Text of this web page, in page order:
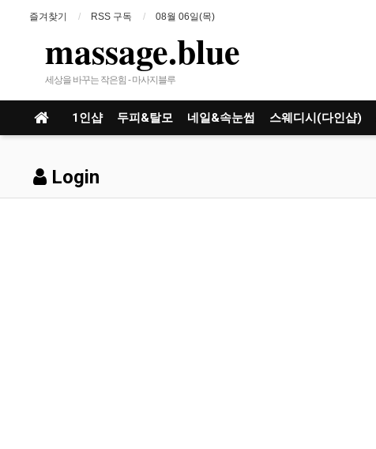
즐겨찾기 RSS 구독 08월 06일(목)
massage.blue
세상을 바꾸는 작은힘 - 마사지블루
1인샵 두피&탈모 네일&속눈썹 스웨디시(다인샵)
Login